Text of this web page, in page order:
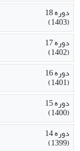
دوره 18
(1403)
دوره 17
(1402)
دوره 16
(1401)
دوره 15
(1400)
دوره 14
(1399)